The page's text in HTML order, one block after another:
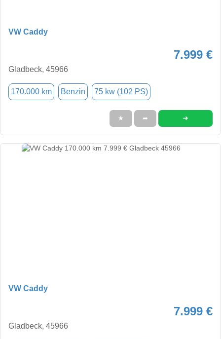
VW Caddy
7.999 €
Gladbeck, 45966
170.000 km Benzin 75 kw (102 PS)
★ ➦ ➜
VW Caddy
7.999 €
Gladbeck, 45966